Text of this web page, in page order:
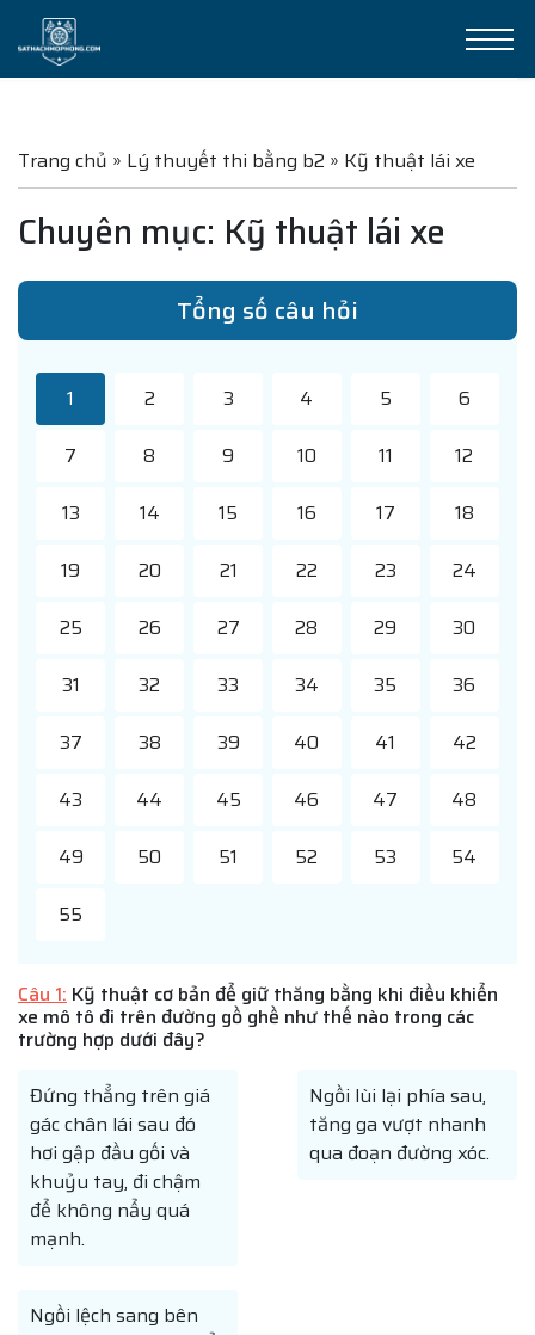
Trang chủ » Lý thuyết thi bằng b2 » Kỹ thuật lái xe
Chuyên mục: Kỹ thuật lái xe
Tổng số câu hỏi
1 2 3 4 5
6
7
8 9 10 11
12
13
14 15 16 17
18
19
20 21 22 23
24
25
26 27 28 29
30
31
32 33 34 35
36
37
38 39 40 41
42
43
44 45 46 47
48
49
50 51 52 53
54
55
Câu 1: Kỹ thuật cơ bản để giữ thăng bằng khi điều khiển
xe mô tô đi trên đường gồ ghề như thế nào trong các
trường hợp dưới đây?
Đứng thẳng trên giá
gác chân lái sau đó
hơi gập đầu gối và
khuỷu tay, đi chậm
để không nẩy quá
mạnh.
Ngồi lùi lại phía sau,
tăng ga vượt nhanh
qua đoạn đường xóc.
Ngồi lệch sang bên